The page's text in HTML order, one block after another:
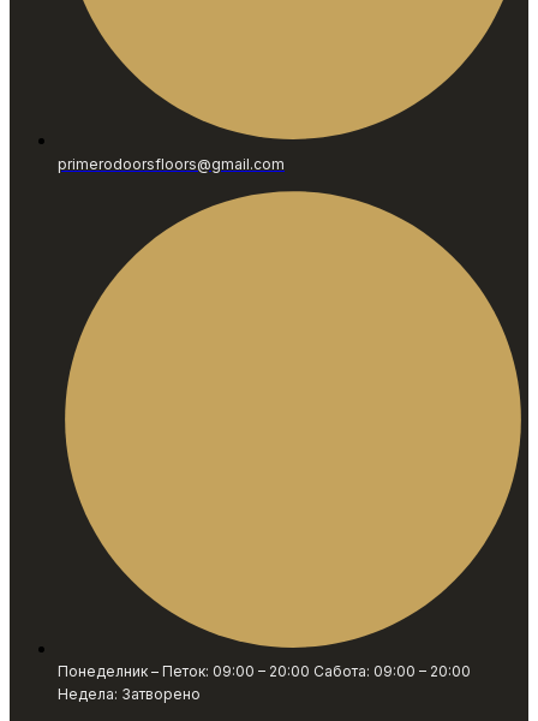
primerodoorsfloors@gmail.com
Понеделник – Петок: 09:00 – 20:00 Сабота: 09:00 – 20:00
Недела: Затворено